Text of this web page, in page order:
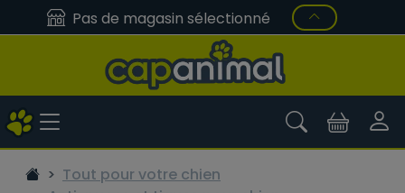
Pas de magasin sélectionné
Tout pour votre chien